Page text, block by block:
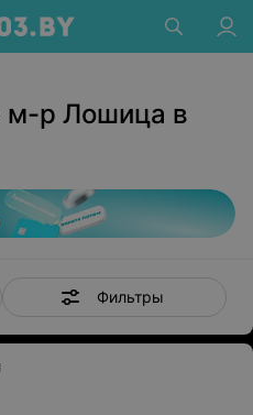
м-р Лошица в
Фильтры